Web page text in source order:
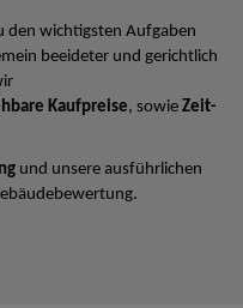
den wichtigsten Aufgaben
beeideter und gerichtlich
Kaufpreise, sowie Zeit-
und unsere ausführlichen